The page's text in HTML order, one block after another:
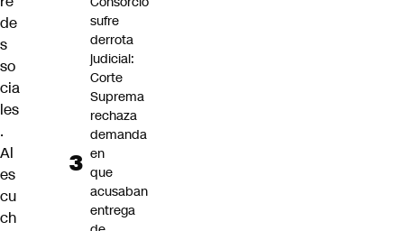
de
s
so
cia
les
.
Al
es
cu
ch
sufre
derrota
judicial:
Corte
Suprema
rechaza
demanda
en
que
acusaban
entrega